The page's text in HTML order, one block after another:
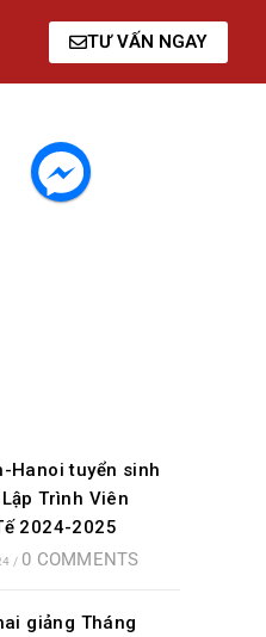
TƯ VẤN NGAY
Hanoi tuyển sinh
Trình Viên
2024-2025
/ 0 COMMENTS
giảng Tháng